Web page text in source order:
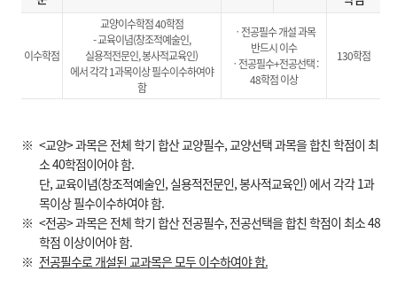
이수학점
교양이수학점 40학점
- 교육이념(창조적예술인,
실용적전문인, 봉사적교육인)
에서 각각 1과목이상 필수이수하여야
함
ㆍ전공필수 개설 과목
반드시 이수
ㆍ전공필수+전공선택 :
48학점 이상
130학점
<교양> 과목은 전체 학기 합산 교양필수, 교양선택 과목을 합친 학점이 최
소 40학점이어야 함.
단, 교육이념(창조적예술인, 실용적전문인, 봉사적교육인) 에서 각각 1과
목이상 필수이수하여야 함.
<전공> 과목은 전체 학기 합산 전공필수, 전공선택을 합친 학점이 최소 48
학점 이상이어야 함.
전공필수로 개설된 교과목은 모두 이수하여야 함.